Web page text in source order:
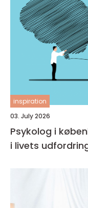
inspiration
03. July 2026
Psykolog i
i livets